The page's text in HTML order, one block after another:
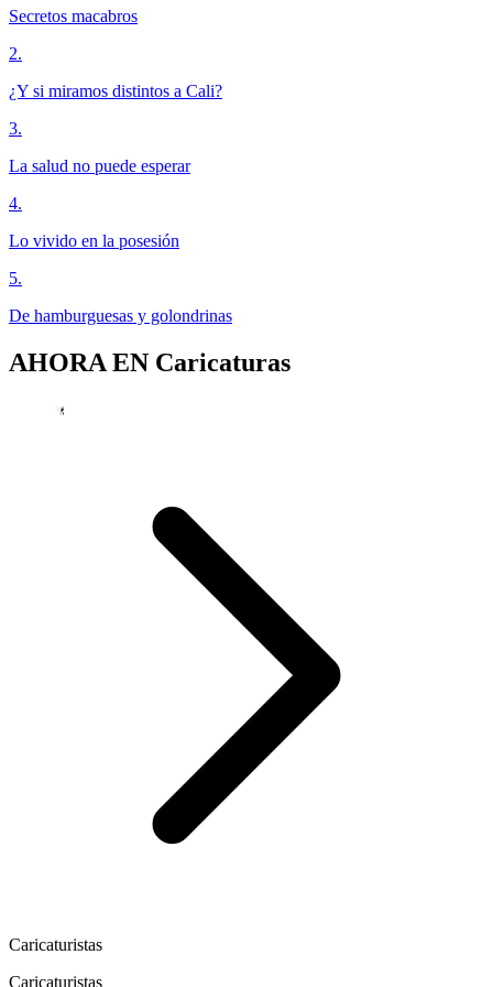
Secretos macabros
2.
¿Y si miramos distintos a Cali?
3.
La salud no puede esperar
4.
Lo vivido en la posesión
5.
De hamburguesas y golondrinas
AHORA EN Caricaturas
Caricaturistas
Caricaturistas